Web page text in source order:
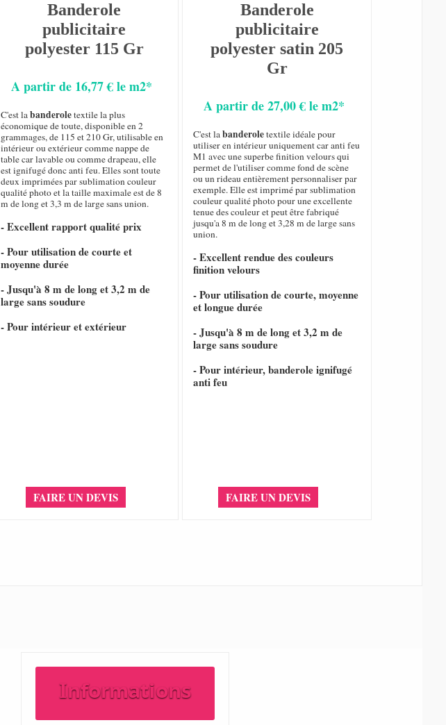
Banderole
publicitaire
polyester 115 Gr
A partir de 16,77 € le m2*
C'est labanderoletextile la plus
économique de toute, disponible en 2
grammages, de 115 et 210 Gr, utilisable en
intérieur ou extérieur comme nappe de
table car lavable ou comme drapeau, elle
est ignifugé donc anti feu. Elles sont toute
deux imprimées par sublimation couleur
qualité photo et la taille maximale est de 8
m de long et 3,3 m de large sans union.
- Excellent rapport qualité prix
- Pour utilisation de courte et
moyenne durée
- Jusqu'à 8 m de long et 3,2 m de
large sans soudure
- Pour intérieur et extérieur
FAIRE UN DEVIS
Banderole
publicitaire
polyester satin 205
Gr
A partir de 27,00 € le m2*
C'est labanderoletextile idéale pour
utiliser en intérieur uniquement car anti feu
M1 avec une superbe finition velours qui
permet de l'utiliser comme fond de scène
ou un rideau entièrement personnaliser par
exemple. Elle est imprimé par sublimation
couleur qualité photo pour une excellente
tenue des couleur et peut être fabriqué
jusqu'a 8 m de long et 3,28 m de large sans
union.
- Excellent rendue des couleurs
finition velours
- Pour utilisation de courte, moyenne
et longue durée
- Jusqu'à 8 m de long et 3,2 m de
large sans soudure
- Pour intérieur, banderole ignifugé
anti feu
FAIRE UN DEVIS
Informations